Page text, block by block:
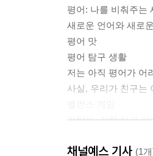
평어: 나를 비춰주는
새로운 언어와 새로
평어 맛
평어 탐구 생활
저는 아직 평어가 어
사실, 우리가 친구는
가람아, 가람 씨가 아
채널예스 기사 (1